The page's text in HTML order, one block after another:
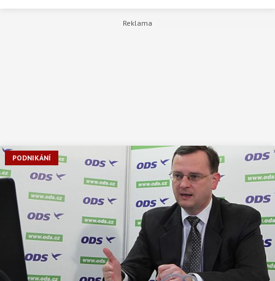
tarif za 20 euro (510 korun) vyvolal u operátorů vlnu zlevňování
PODNIKÁNÍ